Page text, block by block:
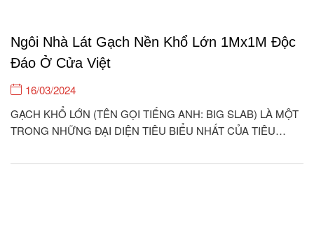
Ngôi Nhà Lát Gạch Nền Khổ Lớn 1Mx1M Độc
Đáo Ở Cửa Việt
16/03/2024
GẠCH KHỔ LỚN (TÊN GỌI TIẾNG ANH: BIG SLAB) LÀ MỘT
TRONG NHỮNG ĐẠI DIỆN TIÊU BIỂU NHẤT CỦA TIÊU
GẠCH NÀY CHO KHÔNG GIAN NHÀ CỬA QUẢ THỰC ĐEM